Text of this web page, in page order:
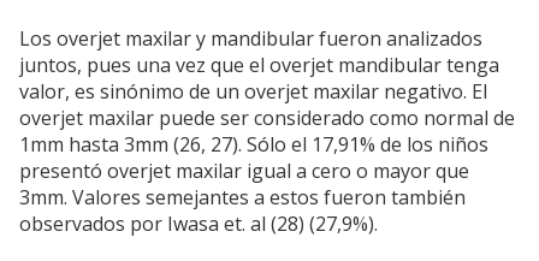
Los overjet maxilar y mandibular fueron analizados
juntos, pues una vez que el overjet mandibular tenga
valor, es sinónimo de un overjet maxilar negativo. El
overjet maxilar puede ser considerado como normal de
1mm hasta 3mm (26, 27). Sólo el 17,91% de los niños
presentó overjet maxilar igual a cero o mayor que
3mm. Valores semejantes a estos fueron también
observados por Iwasa et. al (28) (27,9%).